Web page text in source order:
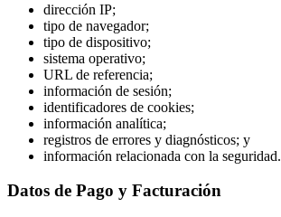
dirección IP;
tipo de navegador;
tipo de dispositivo;
sistema operativo;
URL de referencia;
información de sesión;
identificadores de cookies;
información analítica;
registros de errores y diagnósticos; y
información relacionada con la seguridad.
Datos de Pago y Facturación